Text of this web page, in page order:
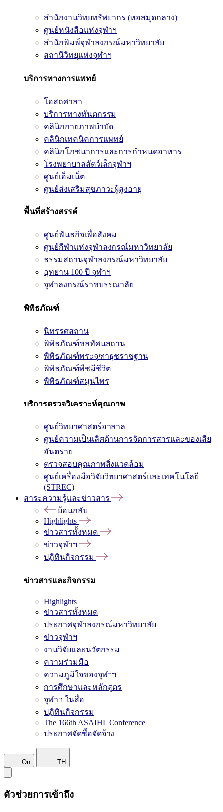
สำนักงานวิทยทรัพยากร (หอสมุดกลาง)
ศูนย์หนังสือแห่งจุฬาฯ
สำนักพิมพ์จุฬาลงกรณ์มหาวิทยาลัย
สถานีวิทยุแห่งจุฬาฯ
บริการทางการแพทย์
โอสถศาลา
บริการทางทันตกรรม
คลินิกกายภาพบำบัด
คลินิกเทคนิคการแพทย์
คลินิกโภชนาการและการกำหนดอาหาร
โรงพยาบาลสัตว์เล็กจุฬาฯ
ศูนย์เอ็มเน็ต
ศูนย์ส่งเสริมสุขภาวะผู้สูงอายุ
พื้นที่สร้างสรรค์
ศูนย์พันธกิจเพื่อสังคม
ศูนย์กีฬาแห่งจุฬาลงกรณ์มหาวิทยาลัย
ธรรมสถานจุฬาลงกรณ์มหาวิทยาลัย
อุทยาน 100 ปี จุฬาฯ
จุฬาลงกรณ์ราชบรรณาลัย
พิพิธภัณฑ์
นิทรรศสถาน
พิพิธภัณฑ์ชลทัศนสถาน
พิพิธภัณฑ์พระจุฑาธุชราชฐาน
พิพิธภัณฑ์พืชมีชีวิต
พิพิธภัณฑ์สมุนไพร
บริการตรวจวิเคราะห์คุณภาพ
ศูนย์วิทยาศาสตร์ฮาลาล
ศูนย์ความเป็นเลิศด้านการจัดการสารและของเสีย
อันตราย
ตรวจสอบคุณภาพสิ่งแวดล้อม
ศูนย์เครื่องมือวิจัยวิทยาศาสตร์และเทคโนโลยี
(STREC)
สาระความรู้และข่าวสาร
ย้อนกลับ
Highlights
ข่าวสารทั้งหมด
ข่าวจุฬาฯ
ปฏิทินกิจกรรม
ข่าวสารและกิจกรรม
Highlights
ข่าวสารทั้งหมด
ประกาศจุฬาลงกรณ์มหาวิทยาลัย
ข่าวจุฬาฯ
งานวิจัยและนวัตกรรม
ความร่วมมือ
ความภูมิใจของจุฬาฯ
การศึกษาและหลักสูตร
จุฬาฯ ในสื่อ
ปฏิทินกิจกรรม
The 166th ASAIHL Conference
ประกาศจัดซื้อจัดจ้าง
On TH
ตัวช่วยการเข้าถึง